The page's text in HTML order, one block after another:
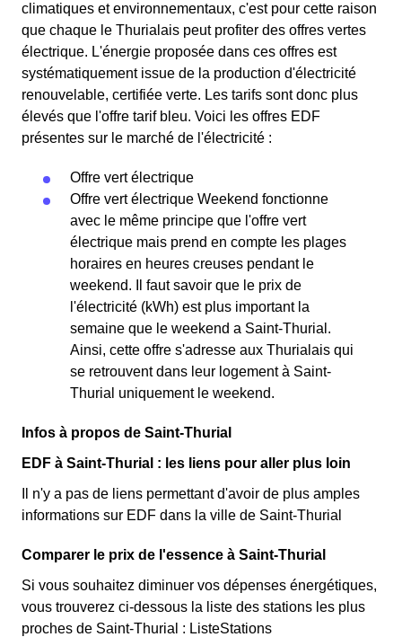
climatiques et environnementaux, c'est pour cette raison
que chaque le Thurialais peut profiter des offres vertes
électrique. L'énergie proposée dans ces offres est
systématiquement issue de la production d'électricité
renouvelable, certifiée verte. Les tarifs sont donc plus
élevés que l'offre tarif bleu. Voici les offres EDF
présentes sur le marché de l'électricité :
Offre vert électrique
Offre vert électrique Weekend fonctionne
avec le même principe que l'offre vert
électrique mais prend en compte les plages
horaires en heures creuses pendant le
weekend. Il faut savoir que le prix de
l'électricité (kWh) est plus important la
semaine que le weekend a Saint-Thurial.
Ainsi, cette offre s'adresse aux Thurialais qui
se retrouvent dans leur logement à Saint-
Thurial uniquement le weekend.
Infos à propos de Saint-Thurial
EDF à Saint-Thurial : les liens pour aller plus loin
Il n'y a pas de liens permettant d'avoir de plus amples
informations sur EDF dans la ville de Saint-Thurial
Comparer le prix de l'essence à Saint-Thurial
Si vous souhaitez diminuer vos dépenses énergétiques,
vous trouverez ci-dessous la liste des stations les plus
proches de Saint-Thurial : ListeStations